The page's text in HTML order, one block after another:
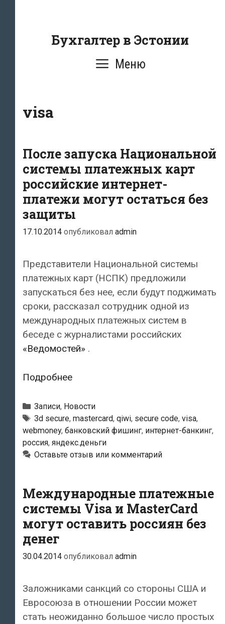
содержаниюБухгалтер в Эстонии
Меню
visa
После запуска Национальной
системы платежных карт
российские интернет-
платежи могут остаться без
защиты
17.10.2014 опубликовал admin
Представители Национальной системы
платежных карт (НСПК) предложили
запускаться без нее, если будут поджимать
сроки, рассказал сотрудник одной из
международных платежных систем в
беседе с журналистами российских
«Ведомостей» .
ПодробнееПосле
Национальной
системы
платежных
карт
российские
платежи
могут
без
Рубрики
Записи, Новости
Метки
3d secure, mastercard, qiwi, secure code, visa,
webmoney, банковский фишинг, интернет-банкинг,
россия, яндекс.деньги
Оставьте отзыв или комментарий
Международные платежные
системы Visa и MasterCard
могут оставить россиян без
денег
30.04.2014 опубликовал admin
Заложниками санкций со стороны США и
Евросоюза в отношении России может
стать неожиданно большое число простых